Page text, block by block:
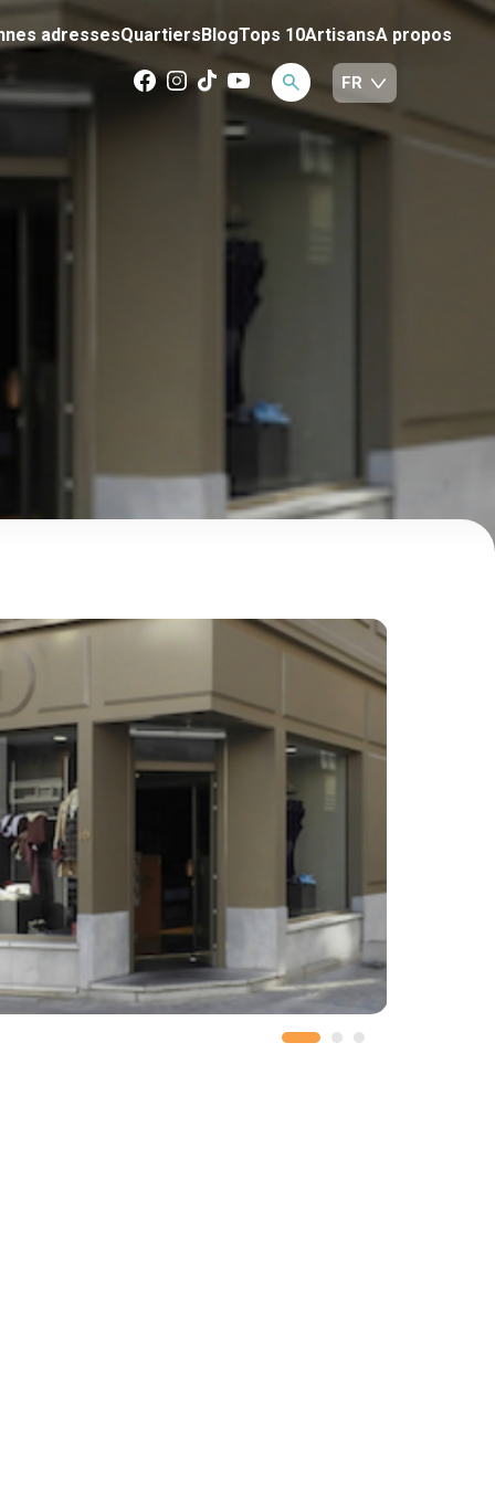
adressesQuartiersBlogTops 10ArtisansA propos